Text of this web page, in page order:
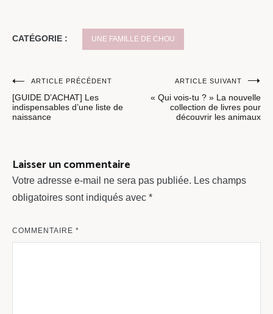
CATÉGORIE : UNE FAMILLE DE CHOU
Navigation
de
ARTICLE PRÉCÉDENT
[GUIDE D’ACHAT] Les
indispensables d’une liste de
naissance
ARTICLE SUIVANT
« Qui vois-tu ? » La nouvelle
collection de livres pour
découvrir les animaux
Laisser un commentaire
Votre adresse e-mail ne sera pas publiée. Les champs
obligatoires sont indiqués avec *
COMMENTAIRE *